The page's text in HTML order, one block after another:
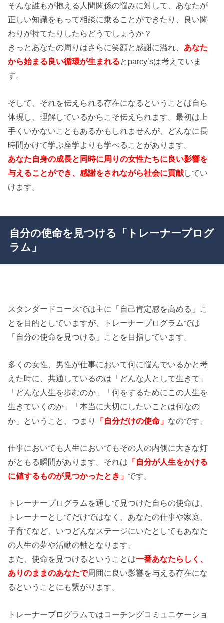
そんな誰もが抱える人間関係の悩みに対して、あなたが
正しい知識をもって相談に乗ることができたり、良い関
わりが持てたりしたらどうでしょうか？
きっとあなたの周りはさらに笑顔と感謝に溢れ、 あなた
から始まる良い循環が生まれるとparcy’sは考えていま
す。
そして、それを伝えられる存在になるということは自ら
体現し、理解しているからこそ伝えられます。最初は上
手くいかないこともあるかもしれませんが、どんなに長
時間かけて学ぶ座学よりも学べることがあります。
あなた自身の成長と同時に周りの女性たちに良い影響を
与えることができ、感謝をされながら社会に貢献してい
けます。
自分の使命を見つける「トレーナープログ
ラム」
スタンダードコースでは主に「自己肯定感を高める」こ
とを目的としていますが、トレーナープログラムでは
「自分の使命を見つける」ことを目指しています。
多くの女性、男性が仕事において何に悩んでいるかと考
えた時に、共通しているのは「どんな人として生きて」
「どんな人生を歩むのか」「何をするためにこの人生を
生きていくのか」「本当に大切にしたいことは何なの
か」ということ、つまり
「自分だけの使命」 なのです。
仕事においても人生においてもその人の内側に大きな灯
がともる瞬間があります。それは 「自分が人生をかける
に値するものが見つかったとき」 です。
トレーナープログラムを通して見つけた自らの使命は、
トレーナーとしてだけではなく、あなたの仕事や家庭、
子育てなど、いつどんなステージにいたとしてもあなた
の人生の夢や活動の軸となります。
また、使命を見つけるということは一番あなたらしく、
ありのままのあなたで周囲に良い影響を与える存在にな
るということにも繋がります。
トレーナープログラムではコーチングコミュニケーショ